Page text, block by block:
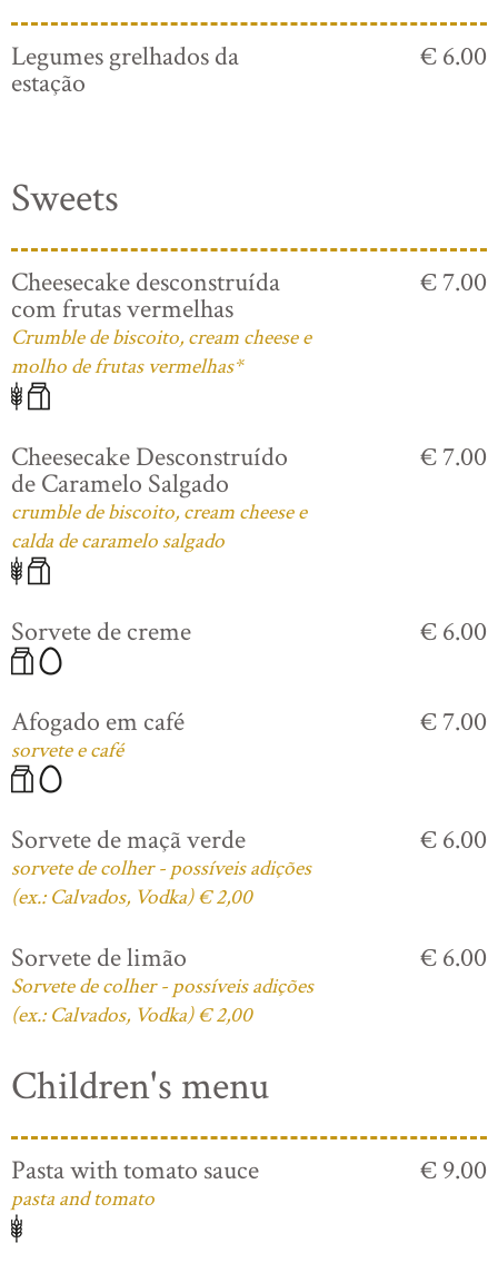
Legumes grelhados da
estação
€ 6.00
Sweets
Cheesecake desconstruída
com frutas vermelhas
Crumble de biscoito, cream cheese e
molho de frutas vermelhas*
€ 7.00
Cheesecake Desconstruído
de Caramelo Salgado
crumble de biscoito, cream cheese e
calda de caramelo salgado
€ 7.00
Sorvete de creme € 6.00
Afogado em café
sorvete e café
€ 7.00
Sorvete de maçã verde
sorvete de colher - possíveis adições
(ex.: Calvados, Vodka) € 2,00
€ 6.00
Sorvete de limão
Sorvete de colher - possíveis adições
(ex.: Calvados, Vodka) € 2,00
€ 6.00
Children's menu
Pasta with tomato sauce
pasta and tomato
€ 9.00